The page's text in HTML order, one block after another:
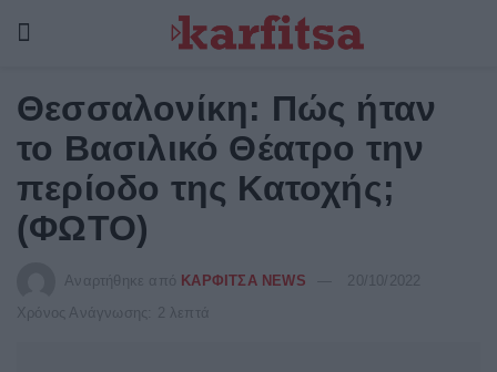
Θεσσαλονίκη: Πώς ήταν
το Βασιλικό Θέατρο την
περίοδο της Κατοχής;
(ΦΩΤΟ)
Αναρτήθηκε από ΚΑΡΦΙΤΣΑ NEWS
Χρόνος Ανάγνωσης: 2 λεπτά